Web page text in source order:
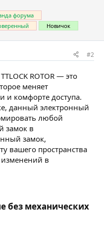
форума
Новичок
#2
ROTOR — это
меняет
и комфорте доступа.
данный электронный
любой
замок в
замок,
вашего пространства
изменений в
без механических